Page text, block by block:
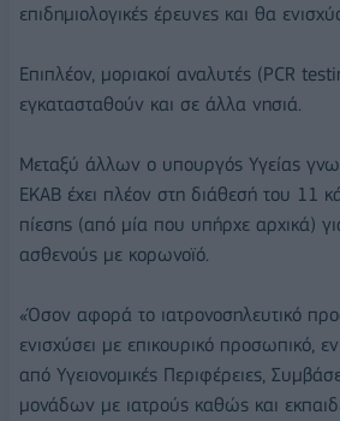
επιδημιολογικές έρευνες και θα
Επιπλέον, μοριακοί αναλυτές (PCR
εγκατασταθούν και σε άλλα νησιά.
Μεταξύ άλλων ο υπουργός Υγείας
ΕΚΑΒ έχει πλέον στη διάθεσή του 11
πίεσης (από μία που υπήρχε αρχικά)
ασθενούς με κορωνοϊό.
«Όσον αφορά το ιατρονοσηλευτικό
ενισχύσει με επικουρικό προσωπικό,
από Υγειονομικές Περιφέρειες,
μονάδων με ιατρούς καθώς και